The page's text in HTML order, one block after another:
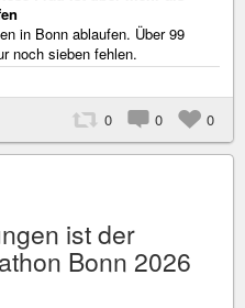
in Bonn ablaufen. Über 99
noch sieben fehlen.
0 0 0
ist der
Bonn 2026